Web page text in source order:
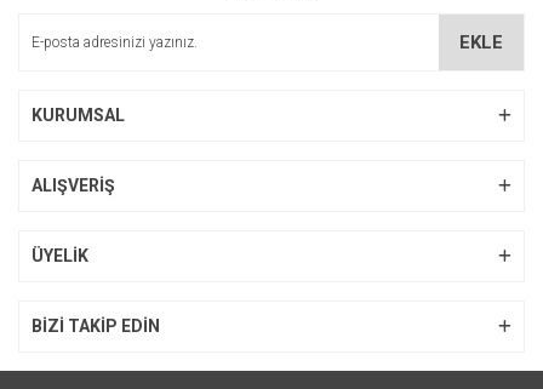
EKLE
KURUMSAL
ALIŞVERİŞ
ÜYELİK
BİZİ TAKİP EDİN